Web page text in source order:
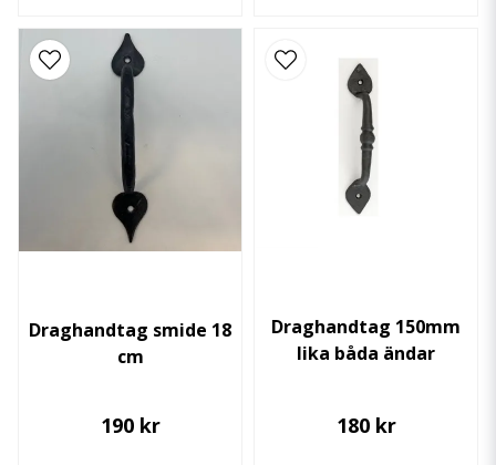
Draghandtag smide 18
cm
190 kr
Draghandtag 150mm
lika båda ändar
180 kr